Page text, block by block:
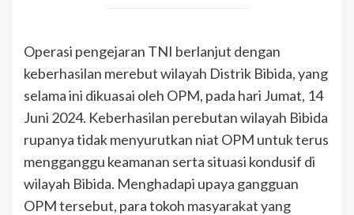
Operasi pengejaran TNI berlanjut dengan
keberhasilan merebut wilayah Distrik Bibida, yang
selama ini dikuasai oleh OPM, pada hari Jumat, 14
Juni 2024. Keberhasilan perebutan wilayah Bibida
rupanya tidak menyurutkan niat OPM untuk terus
mengganggu keamanan serta situasi kondusif di
wilayah Bibida. Menghadapi upaya gangguan
OPM tersebut, para tokoh masyarakat yang